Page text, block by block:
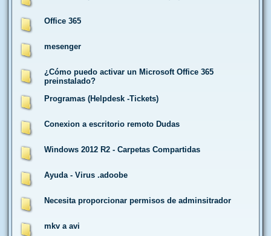
Office 365
mesenger
¿Cómo puedo activar un Microsoft Office 365
preinstalado?
Programas (Helpdesk -Tickets)
Conexion a escritorio remoto Dudas
Windows 2012 R2 - Carpetas Compartidas
Ayuda - Virus .adoobe
Necesita proporcionar permisos de adminsitrador
mkv a avi